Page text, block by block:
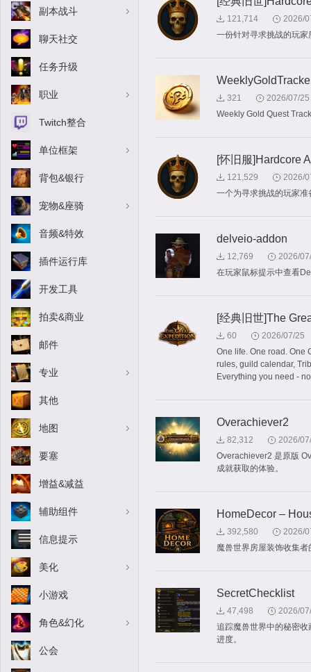
副本战斗
聊天社交
任务升级
职业
Twitch整合
单位框架
背包&银行
宠物&座骑
音频&特效
插件运行库
开发工具
拍卖&商业
邮件
专业
其他
地图
要塞
增益&减益
辅助组件
信息提示
美化
小游戏
角色&幻化
公会
121,714
2026/
一份针对寻求挑战的玩
321
2026/07/25
Weekly Gold Quest
[怀旧服]Hardcore
121,529
2026/
一个为寻求挑战的玩家
delveio-addon
12,769
2026/
在玩家鼠标提示中查看
[经典旧世]The
60
2026/07/25
One life. One road. One
rules, guild calendar,
Everything you need -
Overachiever2
82,312
2026/
Overachiever2 是原版
成就获取的体验。
HomeDecor –
392,580
2026/
魔兽世界房屋装饰收集
SecretChecklist
47,498
2026/
追踪魔兽世界中的秘密
进度。